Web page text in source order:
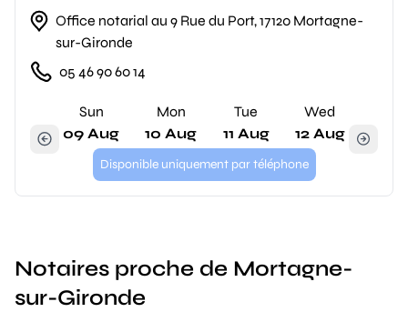
Office notarial au 9 Rue du Port, 17120 Mortagne-
sur-Gironde
05 46 90 60 14
Sun
09 Aug
Mon
10 Aug
Tue
11 Aug
Wed
12 Aug
Disponible uniquement par téléphone
Notaires proche de Mortagne-
sur-Gironde